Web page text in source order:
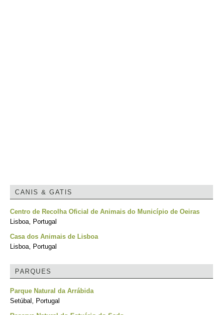
CANIS & GATIS
Centro de Recolha Oficial de Animais do Município de Oeiras
Lisboa, Portugal
Casa dos Animais de Lisboa
Lisboa, Portugal
PARQUES
Parque Natural da Arrábida
Setúbal, Portugal